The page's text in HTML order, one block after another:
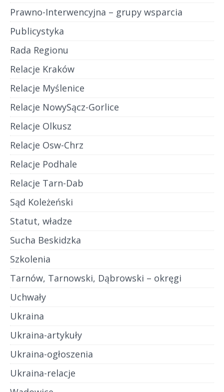
Prawno-Interwencyjna – grupy wsparcia
Publicystyka
Rada Regionu
Relacje Kraków
Relacje Myślenice
Relacje NowySącz-Gorlice
Relacje Olkusz
Relacje Osw-Chrz
Relacje Podhale
Relacje Tarn-Dab
Sąd Koleżeński
Statut, władze
Sucha Beskidzka
Szkolenia
Tarnów, Tarnowski, Dąbrowski – okręgi
Uchwały
Ukraina
Ukraina-artykuły
Ukraina-ogłoszenia
Ukraina-relacje